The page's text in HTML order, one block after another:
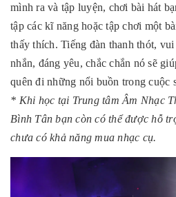
mình ra và tập luyện, chơi bài hát
tập các kĩ năng hoặc tập chơi một
thấy thích. Tiếng đàn thanh thót,
nhắn, đáng yêu, chắc chắn nó sẽ
quên đi những nổi buồn trong cuộc
* Khi học tại Trung tâm Âm Nhạc
Bình Tân bạn còn có thể được hỗ
chưa có khả năng mua nhạc cụ.